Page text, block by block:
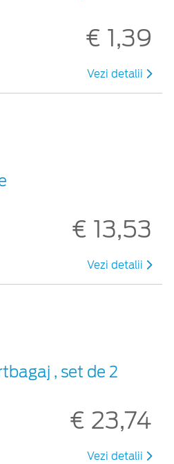
€ 1,39
Vezi detalii
€ 13,53
Vezi detalii
, set de 2
€ 23,74
Vezi detalii